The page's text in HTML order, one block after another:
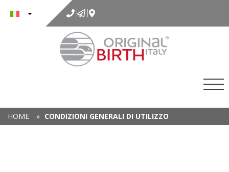
contenuto
HOME » CONDIZIONI GENERALI DI UTILIZZO